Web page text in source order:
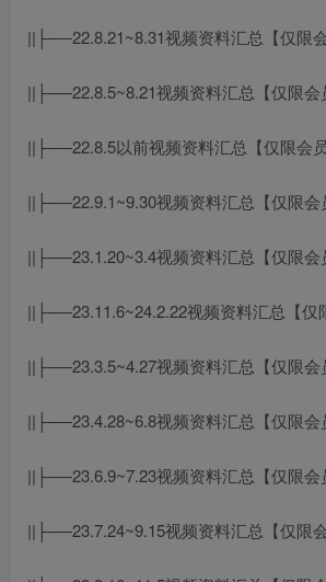
||├──22.8.21~8.31视频资料汇总【仅限会
||├──22.8.5~8.21视频资料汇总【仅限会
||├──22.8.5以前视频资料汇总【仅限会员
||├──22.9.1~9.30视频资料汇总【仅限会
||├──23.1.20~3.4视频资料汇总【仅限会
||├──23.11.6~24.2.22视频资料汇总【仅
||├──23.3.5~4.27视频资料汇总【仅限会
||├──23.4.28~6.8视频资料汇总【仅限会
||├──23.6.9~7.23视频资料汇总【仅限会
||├──23.7.24~9.15视频资料汇总【仅限会